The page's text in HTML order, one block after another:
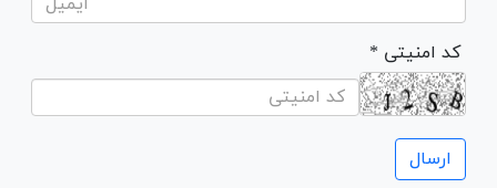
* کد امنیتی